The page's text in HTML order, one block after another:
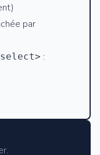
par
: